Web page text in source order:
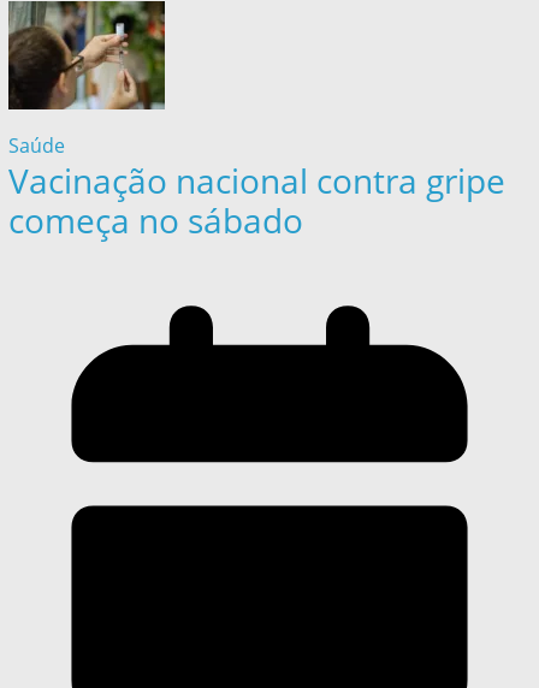
Saúde
Vacinação nacional contra gripe
começa no sábado